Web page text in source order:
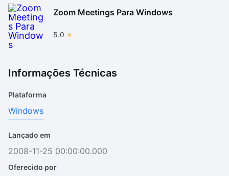
Zoom Meetings Para Windows
5.0
Informações Técnicas
Plataforma
Windows
Lançado em
2008-11-25 00:00:00.000
Oferecido por